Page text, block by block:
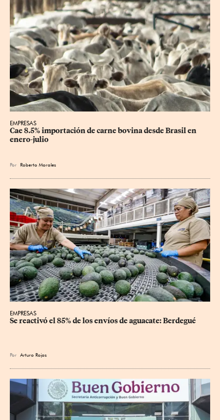
EMPRESAS
Cae 8.5% importación de carne bovina desde Brasil en
enero-julio
Por Roberto Morales
EMPRESAS
Se reactivó el 85% de los envíos de aguacate: Berdegué
Por Arturo Rojas